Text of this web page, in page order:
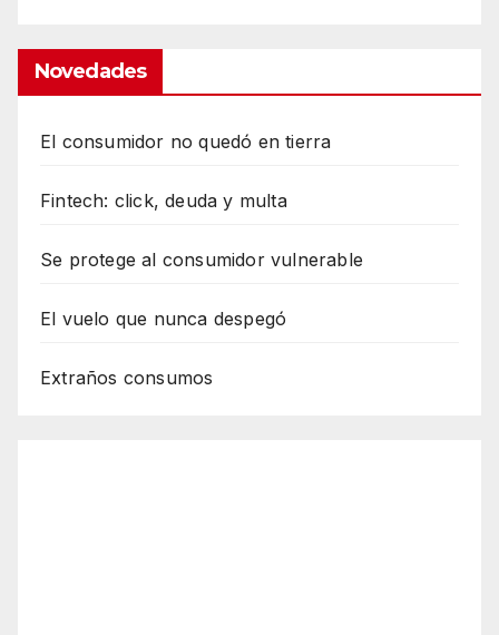
Novedades
El consumidor no quedó en tierra
Fintech: click, deuda y multa
Se protege al consumidor vulnerable
El vuelo que nunca despegó
Extraños consumos